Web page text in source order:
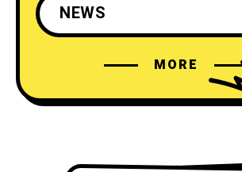
NEWS
MORE